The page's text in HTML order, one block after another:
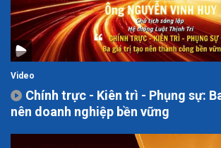
Video
Chính trực - Kiên trì - Phụng sự:
nên doanh nghiệp bền vững